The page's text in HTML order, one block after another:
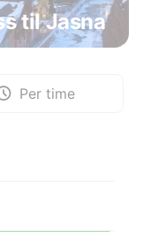
til Jasna
Per time